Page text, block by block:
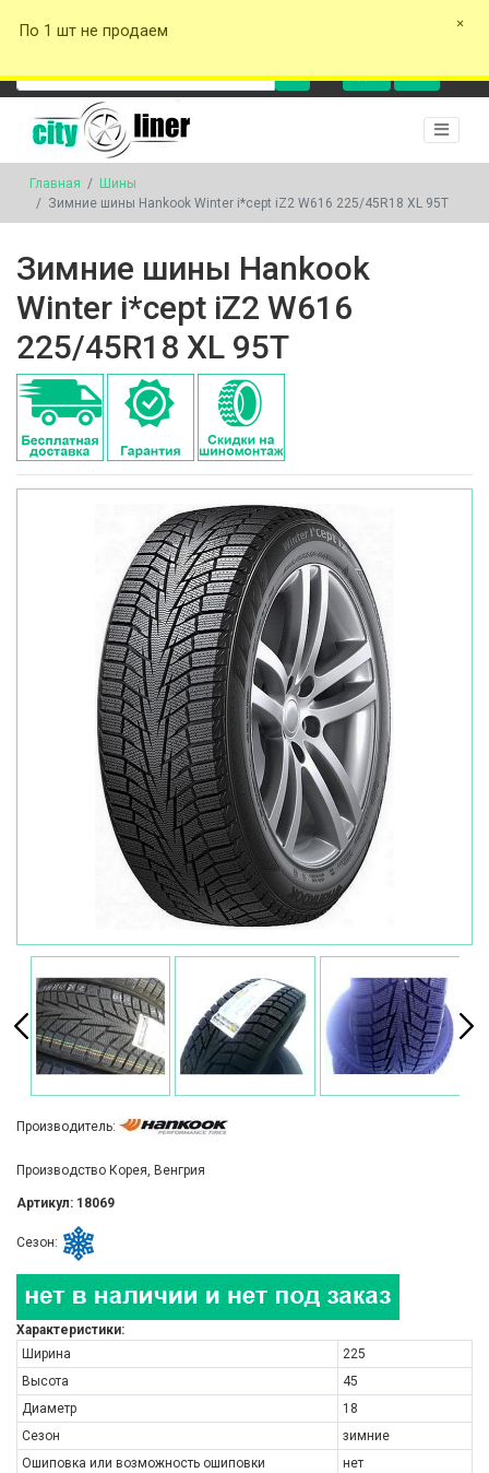
+375 29 162-00-17
+375 29
0 0
Главная
Шины
Зимние шины Hankook Winter i*cept iZ2 W616 225/45R18 XL 95T
Зимние шины Hankook
Winter i*cept iZ2 W616
225/45R18 XL 95T
Производитель:
Производство Корея, Венгрия
Артикул: 18069
Сезон:
Характеристики:
Ширина
225
Высота
45
Диаметр
18
Сезон
зимние
Ошиповка или возможность ошиповки
нет
По 1 шт не продаем